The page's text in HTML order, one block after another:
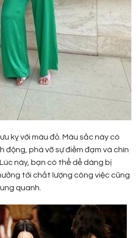
kỵ với màu đỏ. Màu sắc này có
động, phá vỡ sự điềm đạm và chín
này, bạn có thể dễ dàng bị
tới chất lượng công việc cũng
quanh.